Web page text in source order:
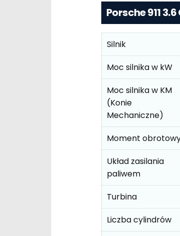
Porsche 911
Silnik
Moc silnika w kW
Moc silnika w KM
(Konie
Mechaniczne)
Moment
Układ zasilania
paliwem
Turbina
Liczba cylindrów